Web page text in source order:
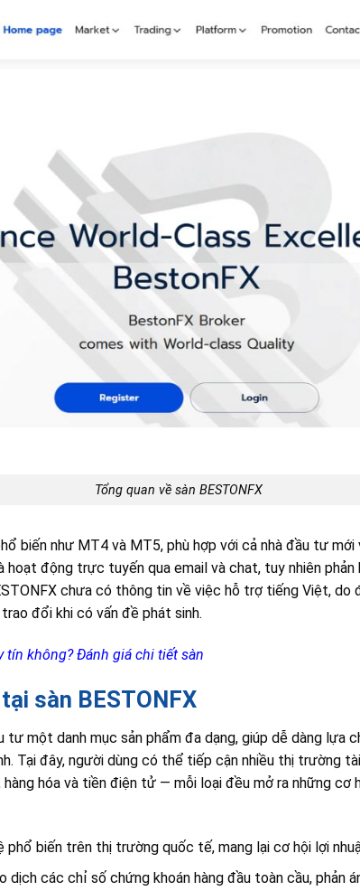
Tổng quan về sàn BESTONFX
biến như MT4 và MT5, phù hợp với cả nhà đầu tư mới
hoạt động trực tuyến qua email và chat, tuy nhiên
chưa có thông tin về việc hỗ trợ tiếng Việt,
đổi khi có vấn đề phát sinh.
tín không? Đánh giá chi tiết sàn
sàn BESTONFX
tư một danh mục sản phẩm đa dạng, giúp dễ dàng lựa
Tại đây, người dùng có thể tiếp cận nhiều thị trường
hàng hóa và tiền điện tử — mỗi loại đều mở ra những cơ
phổ biến trên thị trường quốc tế, mang lại cơ hội lợi
dịch các chỉ số chứng khoán hàng đầu toàn cầu, phản